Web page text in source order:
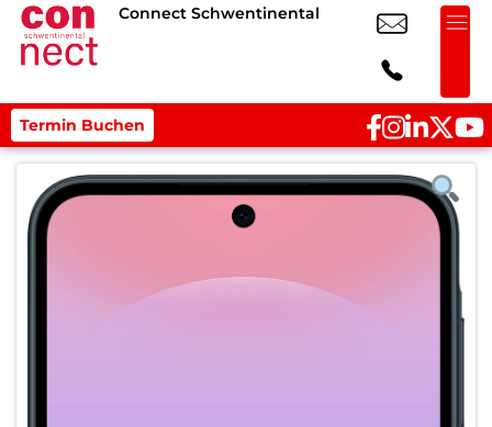
Connect Schwentinental
Termin Buchen